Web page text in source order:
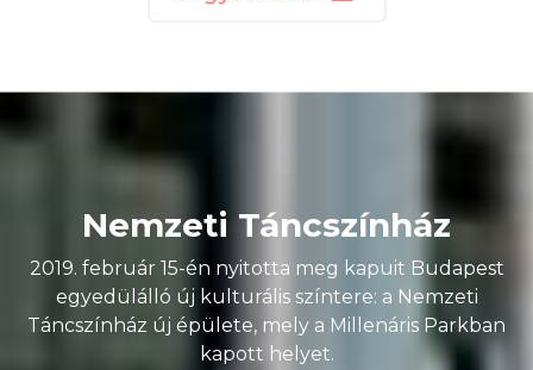
Nemzeti Táncszínház
2019. február 15-én nyitotta meg kapuit Budapest
egyedülálló új kulturális színtere: a Nemzeti
Táncszínház új épülete, mely a Millenáris Parkban
kapott helyet.